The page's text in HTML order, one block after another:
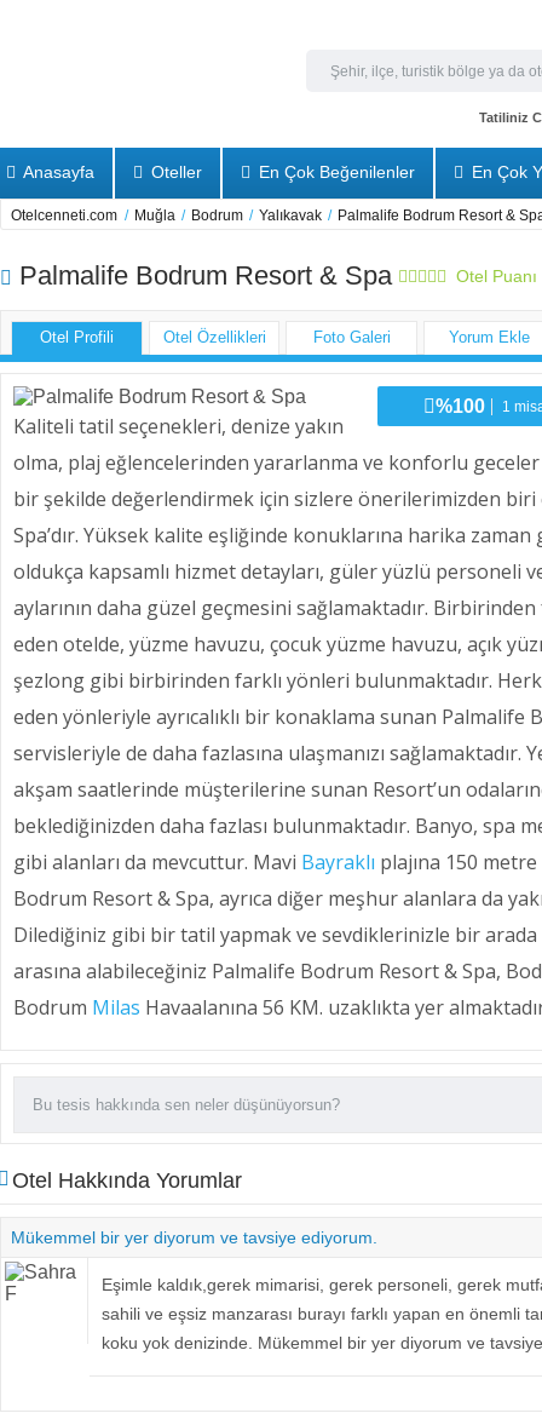
Tatiliniz
Anasayfa Oteller En Çok Beğenilenler En Çok
Otelcenneti.com / Muğla / Bodrum / Yalıkavak / Palmalife Bodrum Resort &
Palmalife Bodrum Resort & Spa Otel
Otel Profili Otel Özellikleri Foto Galeri Yorum Ekle
%100 1
Kaliteli tatil seçenekleri, denize yakın
olma, plaj eğlencelerinden yararlanma ve konforlu
bir şekilde değerlendirmek için sizlere önerilerimizden
Spa’dır. Yüksek kalite eşliğinde konuklarına harika
oldukça kapsamlı hizmet detayları, güler yüzlü personeli
aylarının daha güzel geçmesini sağlamaktadır.
eden otelde, yüzme havuzu, çocuk yüzme havuzu, açık
şezlong gibi birbirinden farklı yönleri bulunmaktadır.
eden yönleriyle ayrıcalıklı bir konaklama sunan Palmalife
servisleriyle de daha fazlasına ulaşmanızı
akşam saatlerinde müşterilerine sunan Resort’un
beklediğinizden daha fazlası bulunmaktadır. Banyo, spa
gibi alanları da mevcuttur. Mavi Bayraklı plajına 150
Bodrum Resort & Spa, ayrıca diğer meşhur alanlara da
Dilediğiniz gibi bir tatil yapmak ve sevdiklerinizle bir
arasına alabileceğiniz Palmalife Bodrum Resort & Spa,
Bodrum Milas Havaalanına 56 KM. uzaklıkta yer
Otel Hakkında Yorumlar
Mükemmel bir yer diyorum ve tavsiye ediyorum.
Eşimle kaldık,gerek mimarisi, gerek personeli, gerek
sahili ve eşsiz manzarası burayı farklı yapan en önemli
koku yok denizinde. Mükemmel bir yer diyorum ve